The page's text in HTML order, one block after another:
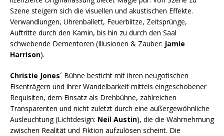
Szene steigern sich die visuellen und akustischen Effekte.
Verwandlungen, Uhrenballett, Feuerblitze, Zeitsprünge,
Auftritte durch den Kamin, bis hin zu durch den Saal
schwebende Dementoren (Illusionen & Zauber: Jamie
Harrison).
Christie Jones´ Bühne besticht mit ihren neugotischen
Eisenträgern und ihrer Wandelbarkeit mittels eingeschobener
Requisiten, dem Einsatz als Drehbühne, zahlreichen
Transparenten und nicht zuletzt durch eine außergewöhnliche
Ausleuchtung (Lichtdesign: Neil Austin), die die Wahrnehmung
zwischen Realität und Fiktion aufzulösen scheint. Die